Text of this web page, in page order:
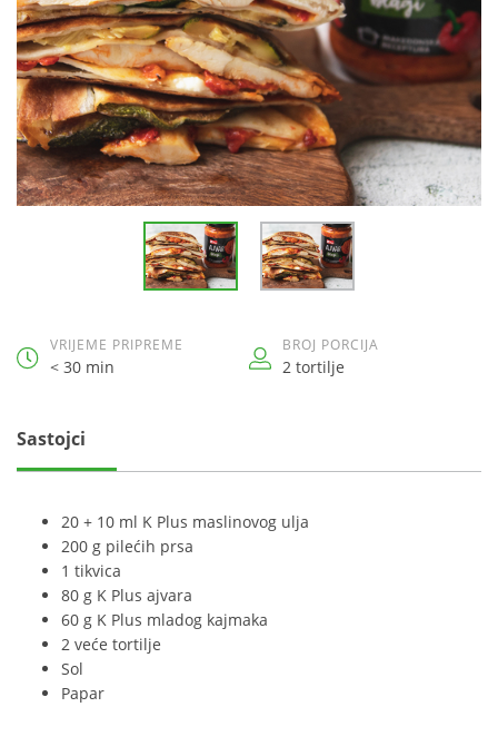
VRIJEME PRIPREME
< 30 min
BROJ PORCIJA
2 tortilje
Sastojci
20 + 10 ml K Plus maslinovog ulja
200 g pilećih prsa
1 tikvica
80 g K Plus ajvara
60 g K Plus mladog kajmaka
2 veće tortilje
Sol
Papar